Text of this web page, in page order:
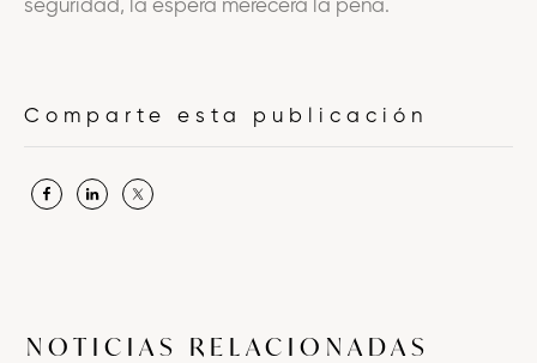
seguridad, la espera merecerá la pena.
Barra
lateral
principal
Comparte esta publicación
NOTICIAS RELACIONADAS